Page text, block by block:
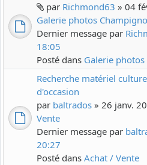
par Richmond63 » 04
Galerie photos
Dernier message par
18:05
Posté dans Galerie
Recherche matériel
d'occasion
par baltrados » 26 janv.
Vente
Dernier message par
20:27
Posté dans Achat / Vente